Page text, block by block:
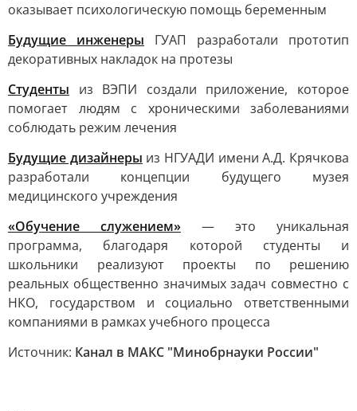
оказывает психологическую помощь беременным
Будущие инженеры ГУАП разработали прототип
декоративных накладок на протезы
Студенты из ВЭПИ создали приложение, которое
помогает людям с хроническими заболеваниями
соблюдать режим лечения
Будущие дизайнеры из НГУАДИ имени А.Д. Крячкова
разработали концепции будущего музея
медицинского учреждения
«Обучение служением» — это уникальная
программа, благодаря которой студенты и
школьники реализуют проекты по решению
реальных общественно значимых задач совместно с
НКО, государством и социально ответственными
компаниями в рамках учебного процесса
Источник: Канал в МАКС "Минобрнауки России"